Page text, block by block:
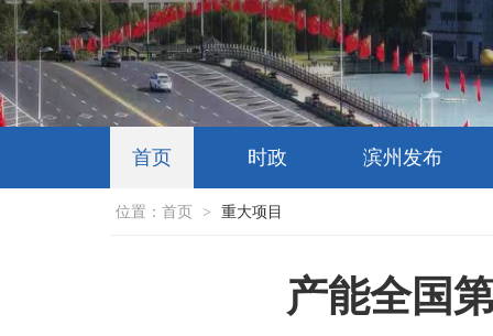
首页 时政 滨州发布
位置： 首页 > 重大项目
产能全国